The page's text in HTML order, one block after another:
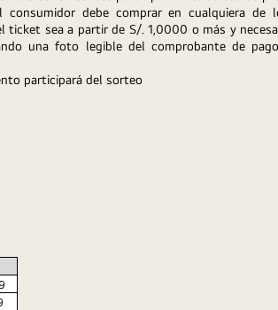
debe comprar en cualquiera de
sea a partir de S/. 1,0000 o más y
una foto legible del comprobante de
participará del sorteo